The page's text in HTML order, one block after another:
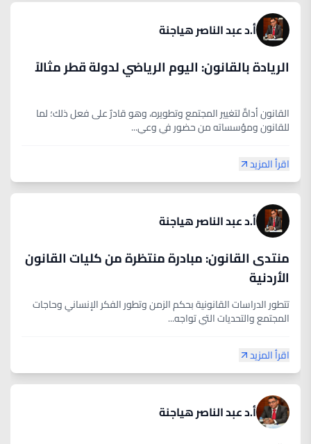
أ.د عبد الناصر هياجنة
الريادة بالقانون: اليوم الرياضي لدولة قطر مثالاً
القانون أداةٌ لتغيير المجتمع وتطويره، وهو قادرٌ على فعل ذلك؛ لما
للقانون ومؤسساته من حضور في وعي...
اقرأ المزيد
أ.د عبد الناصر هياجنة
منتدى القانون: مبادرة منتظرة من كليات القانون
الأردنية
تتطور الدراسات القانونية بحكم الزمن وتطور الفكر الإنساني وحاجات
المجتمع والتحديات التي تواجه...
اقرأ المزيد
أ.د عبد الناصر هياجنة